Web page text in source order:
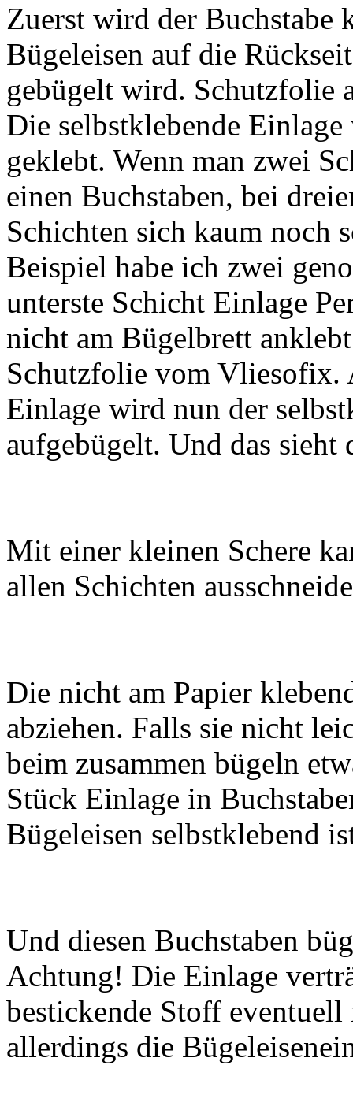
Zuerst wird der Buchstabe
Bügeleisen auf die
gebügelt wird. Schutzfolie
Die selbstklebende
geklebt. Wenn man zwei
einen Buchstaben, bei
Schichten sich kaum noch
Beispiel habe ich zwei
unterste Schicht Einlage
nicht am Bügelbrett
Schutzfolie vom Vliesofix.
Einlage wird nun der
aufgebügelt. Und das sieht
Mit einer kleinen Schere
allen Schichten
Die nicht am Papier
abziehen. Falls sie nicht
beim zusammen bügeln
Stück Einlage in
Bügeleisen selbstklebend
Und diesen Buchstaben
Achtung! Die Einlage
bestickende Stoff
allerdings die